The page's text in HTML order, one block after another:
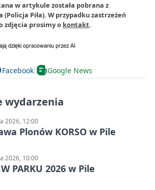
w artykule została pobrana z
(Policja Piła). W przypadku zastrzeżeń
zdjęcia prosimy o kontakt.
Facebook Google News
wydarzenia
2026, 12:00
Plonów KORSO w Pile
2026, 10:00
W PARKU 2026 w Pile